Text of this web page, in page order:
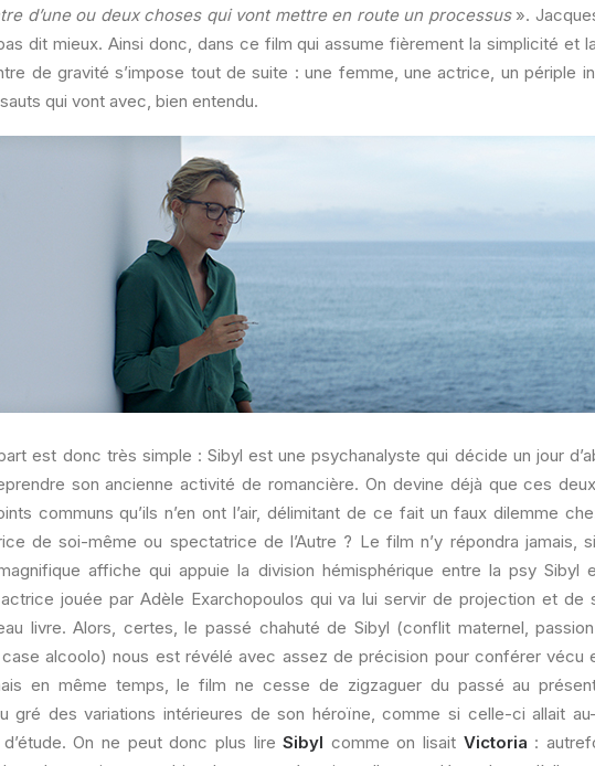
d’une ou deux choses qui vont mettre en route un processus».
dit mieux. Ainsi donc, dans ce film qui assume fièrement la simplicité et
de gravité s’impose tout de suite : une femme, une actrice, un périple
qui vont avec, bien entendu.
est donc très simple : Sibyl est une psychanalyste qui décide un jour
son ancienne activité de romancière. On devine déjà que ces
communs qu’ils n’en ont l’air, délimitant de ce fait un faux dilemme
de soi-même ou spectatrice de l’Autre ? Le film n’y répondra jamais,
affiche qui appuie la division hémisphérique entre la psy Sibyl
jouée par Adèle Exarchopoulos qui va lui servir de projection et de
livre. Alors, certes, le passé chahuté de Sibyl (conflit maternel,
alcoolo) nous est révélé avec assez de précision pour conférer vécu
en même temps, le film ne cesse de zigzaguer du passé au
gré des variations intérieures de son héroïne, comme si celle-ci allait
On ne peut donc plus lireSibyl comme on lisait Victoria :